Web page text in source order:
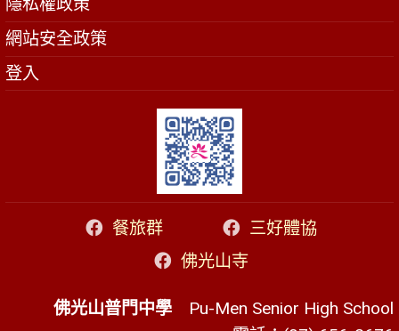
隱私權政策
網站安全政策
登入
餐旅群
三好體協
佛光山寺
佛光山普門中學 Pu-Men Senior High School